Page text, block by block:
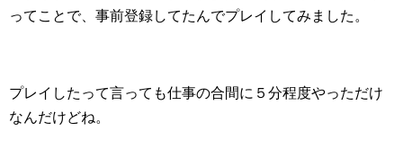
ってことで、事前登録してたんでプレイしてみました。
プレイしたって言っても仕事の合間に５分程度やっただけ
なんだけどね。